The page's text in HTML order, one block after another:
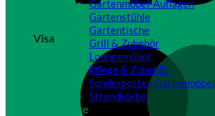
Visa
Gartenmöbel-Auflagen
Gartenstühle
Gartentische
Grill & Zubehör
Loungemöbel
Pflege & Zubehör
Sonderposten Gartenmöbel
Strandkörbe
Close